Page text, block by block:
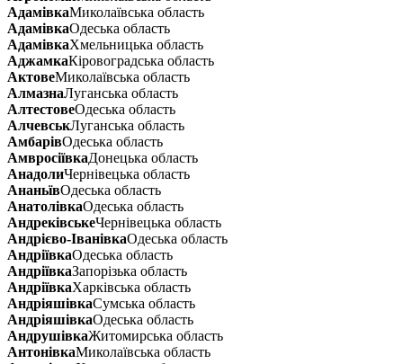
АдамівкаМиколаївська область
АдамівкаОдеська область
АдамівкаХмельницька область
АджамкаКіровоградська область
АктовеМиколаївська область
АлмазнаЛуганська область
АлтестовеОдеська область
АлчевськЛуганська область
АмбарівОдеська область
АмвросіївкаДонецька область
АнадолиЧернівецька область
АнаньївОдеська область
АнатолівкаОдеська область
АндреківськеЧернівецька область
Андрієво-ІванівкаОдеська область
АндріївкаОдеська область
АндріївкаЗапорізька область
АндріївкаХарківська область
АндріяшівкаСумська область
АндріяшівкаОдеська область
АндрушівкаЖитомирська область
АнтонівкаМиколаївська область